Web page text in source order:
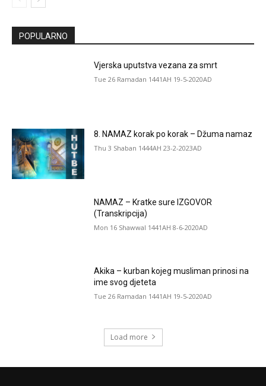
POPULARNO
Vjerska uputstva vezana za smrt
Tue 26 Ramadan 1441AH 19-5-2020AD
8. NAMAZ korak po korak – Džuma namaz
Thu 3 Shaban 1444AH 23-2-2023AD
NAMAZ – Kratke sure IZGOVOR
(Transkripcija)
Mon 16 Shawwal 1441AH 8-6-2020AD
Akika – kurban kojeg musliman prinosi na
ime svog djeteta
Tue 26 Ramadan 1441AH 19-5-2020AD
Load more